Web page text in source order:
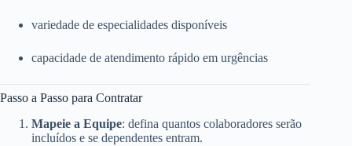
variedade de especialidades disponíveis
capacidade de atendimento rápido em urgências
Passo a Passo para Contratar
Mapeie a Equipe: defina quantos colaboradores serão
incluídos e se dependentes entram.